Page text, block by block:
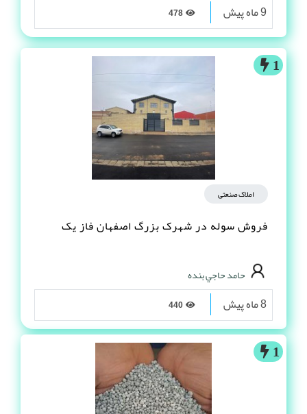
9 ماه پیش
1
املاک صنعتی
فروش سوله در شهرک بزرگ اصفهان فاز یک
حامد حاجي بنده
8 ماه پیش
1